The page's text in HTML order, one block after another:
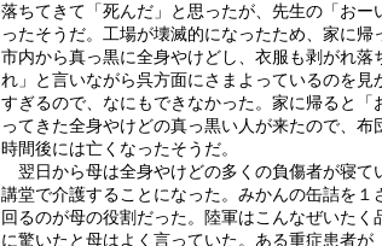
落ちてきて「死んだ」と思ったが、先生の「お
ったそうだ。工場が壊滅的になったため、家に
市内から真っ黒に全身やけどし、衣服も剥がれ落
れ」と言いながら呉方面にさまよっているのを
すぎるので、なにもできなかった。家に帰ると
ってきた全身やけどの真っ黒い人が来たので、
時間後には亡くなったそうだ。
翌日から母は全身やけどの多くの負傷者が寝て
講堂で介護することになった。みかんの缶詰を
回るのが母の役割だった。陸軍はこんなぜいたく
に驚いたと母はよく言っていた。ある重症患者が